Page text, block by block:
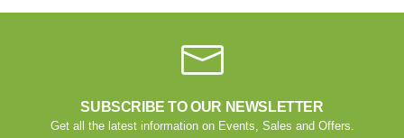
SUBSCRIBE TO OUR NEWSLETTER
Get all the latest information on Events, Sales and Offers.